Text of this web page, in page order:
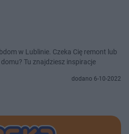
w Lublinie. Czeka Cię remont lub
Tu znajdziesz inspiracje
dodano 6-10-2022